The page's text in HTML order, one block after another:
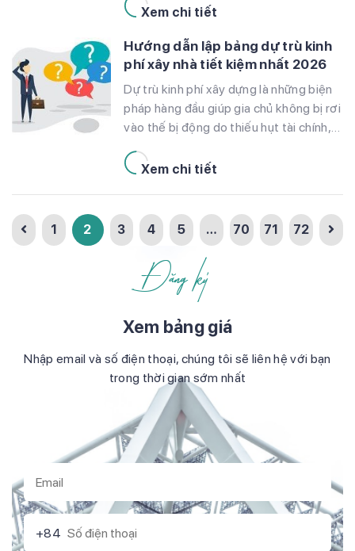
chỉ giúp tránh sai sót tốn kém mà còn
nhà. Bài viết này […]
Xem chi tiết
Hướng dẫn lập bảng dự trù kinh
phí xây nhà tiết kiệm nhất 2026
Dự trù kinh phí xây dựng là những biện
pháp hàng đầu giúp gia chủ không bị rơi
vào thế bị động do thiếu hụt tài chính,
đề ra. Để tìm hiểu rõ hơn các chi phí cần
Xem chi tiết
1 2 3 4 5 … 70 71 72
Đăng ký
Xem bảng giá
Nhập email và số điện thoại, chúng tôi sẽ liên hệ với bạn
trong thời gian sớm nhất
+84